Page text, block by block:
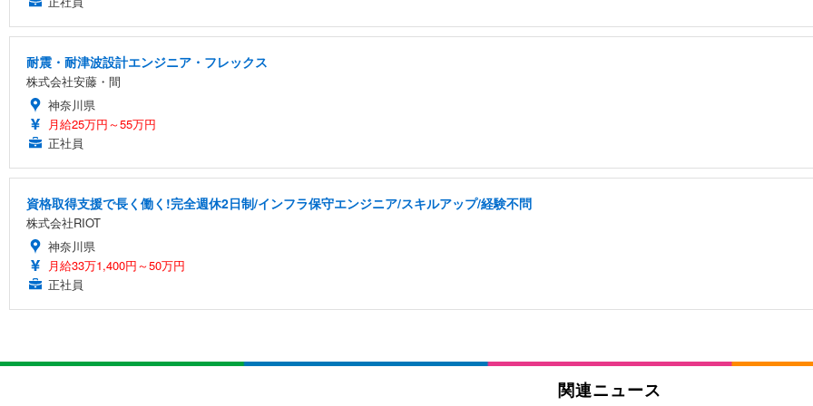
耐震・耐津波設計エンジニア・フレックス
株式会社安藤・間
神奈川県
月給25万円～55万円
正社員
資格取得支援で長く働く!完全週休2日制/インフラ保守エンジニア/スキルアップ/経験不問
株式会社RIOT
神奈川県
月給33万1,400円～50万円
正社員
関連ニュース